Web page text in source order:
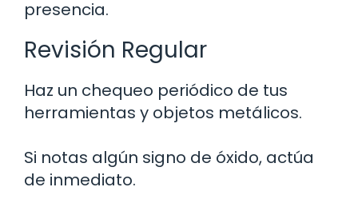
presencia.
Revisión Regular
Haz un chequeo periódico de tus
herramientas y objetos metálicos.
Si notas algún signo de óxido, actúa
de inmediato.